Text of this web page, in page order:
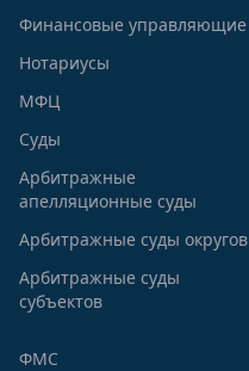
Финансовые управляющие
Нотариусы
МФЦ
Суды
Арбитражные
апелляционные суды
Арбитражные суды округов
Арбитражные суды
субъектов
ФМС